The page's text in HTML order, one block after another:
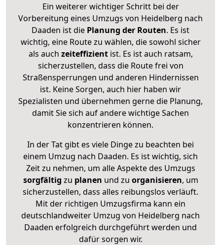
Ein weiterer wichtiger Schritt bei der
Vorbereitung eines Umzugs von Heidelberg nach
Daaden ist die Planung der Routen. Es ist
wichtig, eine Route zu wählen, die sowohl sicher
als auch zeiteffizientist. Es ist auch ratsam,
sicherzustellen, dass die Route frei von
Straßensperrungen und anderen Hindernissen
ist. Keine Sorgen, auch hier haben wir
Spezialisten und übernehmen gerne die Planung,
damit Sie sich auf andere wichtige Sachen
konzentrieren können.
In der Tat gibt es viele Dinge zu beachten bei
einem Umzug nach Daaden. Es ist wichtig, sich
Zeit zu nehmen, um alle Aspekte des Umzugs
sorgfältig zu planen und zu organisieren, um
sicherzustellen, dass alles reibungslos verläuft.
Mit der richtigen Umzugsfirma kann ein
deutschlandweiter Umzug von Heidelberg nach
Daaden erfolgreich durchgeführt werden und
dafür sorgen wir.